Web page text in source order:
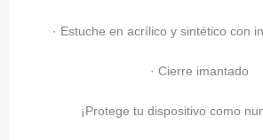
· Estuche en acrílico y sintético con
· Cierre imantado
¡Protege tu dispositivo como